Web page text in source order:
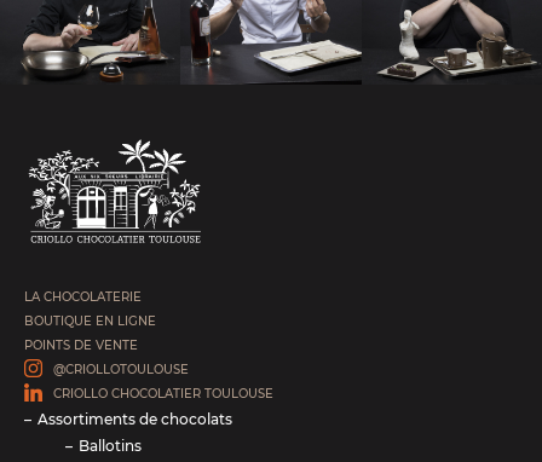
LA CHOCOLATERIE
BOUTIQUE EN LIGNE
POINTS DE VENTE
@CRIOLLOTOULOUSE
CRIOLLO CHOCOLATIER TOULOUSE
Assortiments de chocolats
Ballotins